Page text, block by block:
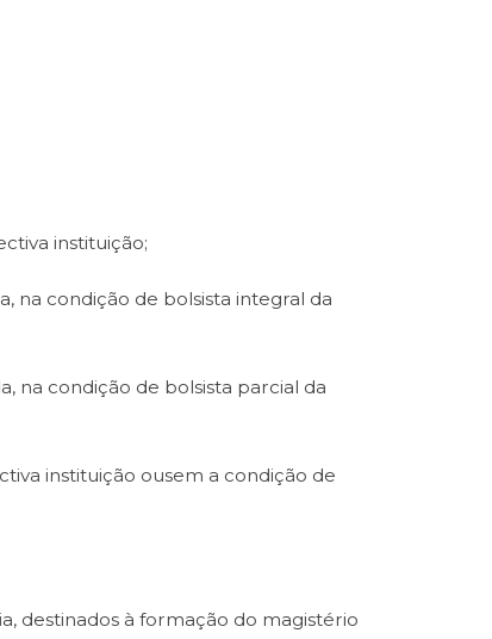
instituição;
na condição de bolsista integral da
na condição de bolsista parcial da
instituição ousem a condição de
destinados à formação do magistério